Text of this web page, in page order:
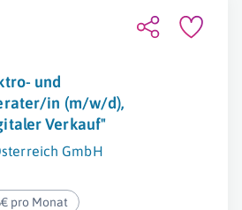
und
in (m/w/d),
Verkauf"
GmbH
pro Monat